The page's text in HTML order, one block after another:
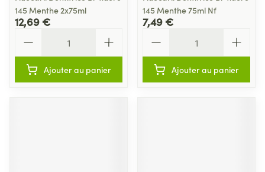
145 Menthe 2x75ml
12,69 €
Ajouter au panier
145 Menthe 75ml Nf
7,49 €
Ajouter au panier